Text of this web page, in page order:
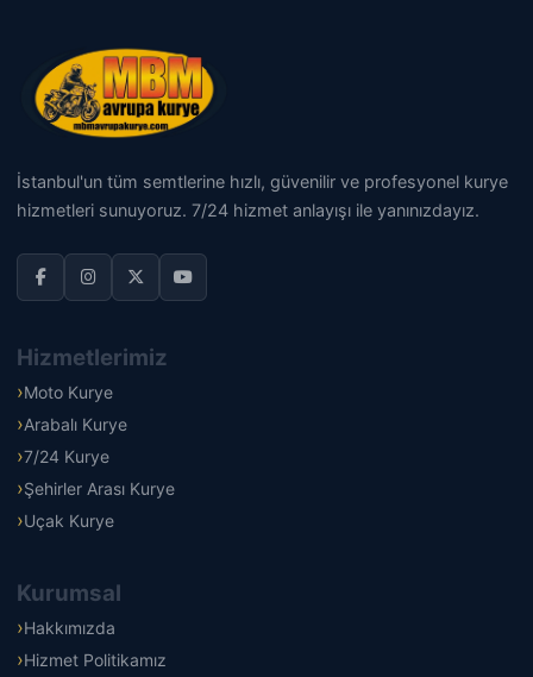
İstanbul'un tüm semtlerine hızlı, güvenilir ve profesyonel kurye
hizmetleri sunuyoruz. 7/24 hizmet anlayışı ile yanınızdayız.
Hizmetlerimiz
Moto Kurye
Arabalı Kurye
7/24 Kurye
Şehirler Arası Kurye
Uçak Kurye
Kurumsal
Hakkımızda
Hizmet Politikamız